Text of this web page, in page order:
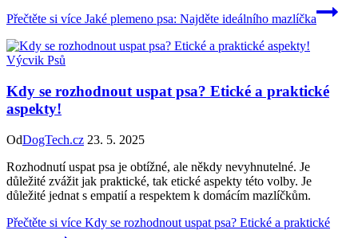
Přečtěte si více Jaké plemeno psa: Najděte ideálního mazlíčka
Výcvik Psů
Kdy se rozhodnout uspat psa? Etické a praktické
aspekty!
OdDogTech.cz 23. 5. 2025
Rozhodnutí uspat psa je obtížné, ale někdy nevyhnutelné. Je
důležité zvážit jak praktické, tak etické aspekty této volby. Je
důležité jednat s empatií a respektem k domácím mazlíčkům.
Přečtěte si více Kdy se rozhodnout uspat psa? Etické a praktické